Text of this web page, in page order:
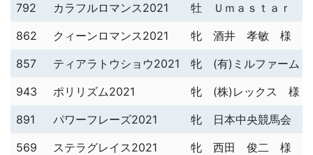
792
カラフルロマンス2021 牡
Ｕｍａｓｔａｒ 様
862
クィーンロマンス2021 牝
酒井 孝敏 様
857
ティアラトウショウ2021 牝
(有)ミルファーム
943
ポリリズム2021 牝
(株)レックス 様
891
パワーフレーズ2021 牝
日本中央競馬会 様
569
ステラグレイス2021 牝
西田 俊二 様